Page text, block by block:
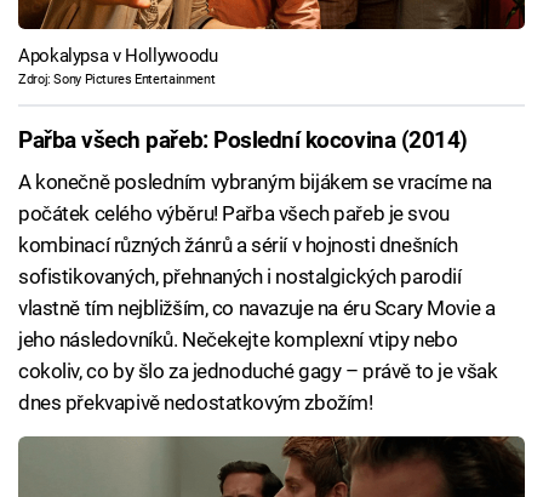
Apokalypsa v Hollywoodu
Zdroj: Sony Pictures Entertainment
Pařba všech pařeb: Poslední kocovina (2014)
A konečně posledním vybraným bijákem se vracíme na
počátek celého výběru! Pařba všech pařeb je svou
kombinací různých žánrů a sérií v hojnosti dnešních
sofistikovaných, přehnaných i nostalgických parodií
vlastně tím nejbližším, co navazuje na éru Scary Movie a
jeho následovníků. Nečekejte komplexní vtipy nebo
cokoliv, co by šlo za jednoduché gagy – právě to je však
dnes překvapivě nedostatkovým zbožím!